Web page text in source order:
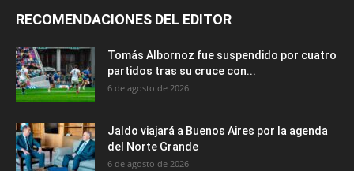
RECOMENDACIONES DEL EDITOR
Tomás Albornoz fue suspendido por cuatro
partidos tras su cruce con...
6 de agosto de 2026
Jaldo viajará a Buenos Aires por la agenda
del Norte Grande
6 de agosto de 2026